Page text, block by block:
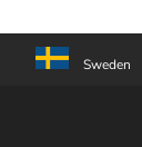
Sweden